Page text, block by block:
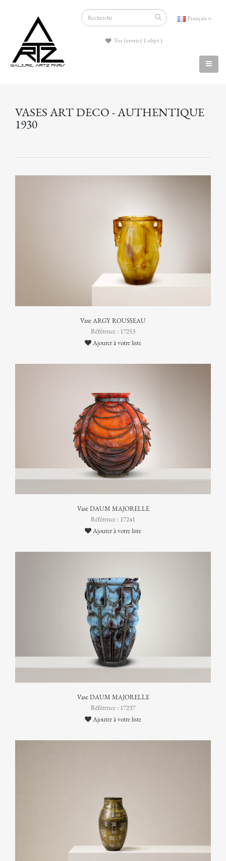
Français
Vos favoris ( 1 objet )
VASES ART DECO - AUTHENTIQUE
1930
Vase ARGY ROUSSEAU
Référence : 17253
Ajouter à votre liste
Vase DAUM MAJORELLE
Référence : 17241
Ajouter à votre liste
Vase DAUM MAJORELLE
Référence : 17237
Ajouter à votre liste